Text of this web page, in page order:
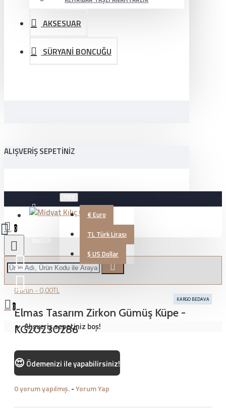
AKSESUAR
SÜRYANİ BONCUĞU
ALIŞVERIŞ SEPETINIZ
Üye Girişi €Euro
TL Türk Lirası
$ US Dollar
0
0 ürün - 0,00TL
0
Alışveriş sepetiniz boş!
KARGO BEDAVA
Elmas Tasarım Zirkon Gümüş Küpe -
KG20230286
😍 Ödemenizi ile yapabilirsiniz!
0 yorum yapılmış.-Yorum Yap